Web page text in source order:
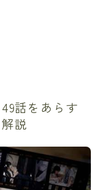
話をあらす
説